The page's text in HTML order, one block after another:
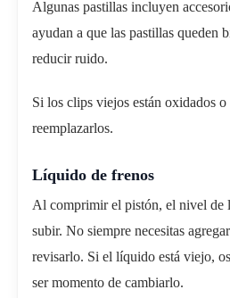
Algunas pastillas incluyen
ayudan a que las pastillas queden
reducir ruido.
Si los clips viejos están oxidados
reemplazarlos.
Líquido de frenos
Al comprimir el pistón, el nivel de
subir. No siempre necesitas
revisarlo. Si el líquido está viejo,
ser momento de cambiarlo.